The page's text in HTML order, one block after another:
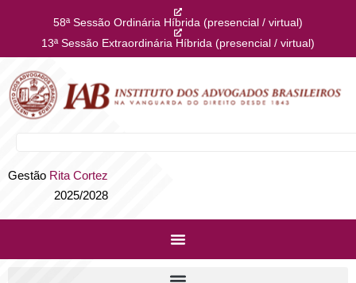
58ª Sessão Ordinária Híbrida (presencial / virtual)
13ª Sessão Extraordinária Híbrida (presencial / virtual)
Gestão Rita Cortez
2025/2028